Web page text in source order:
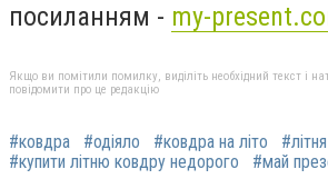
посиланням - my-
Якщо ви помітили помилку, виділіть необхідний текст і
повідомити про це редакцію
#ковдра #одіяло #ковдра на літо
#купити літню ковдру недорого
#май